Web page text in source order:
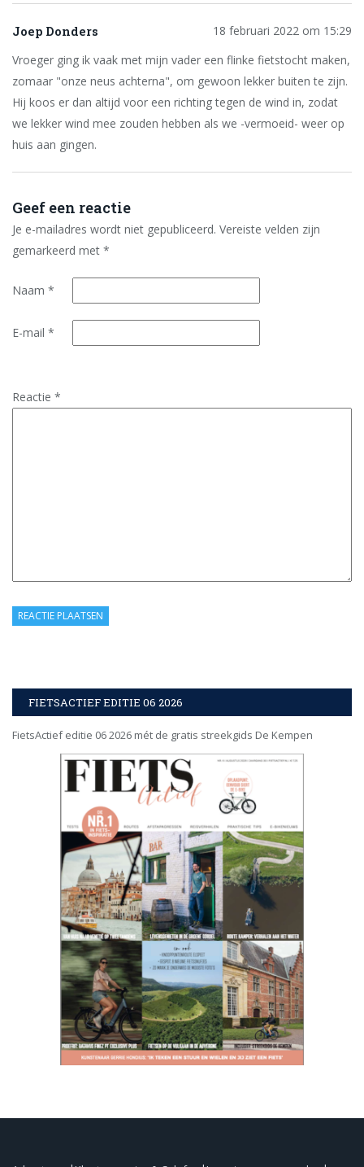
Joep Donders
18 februari 2022 om 15:29
Vroeger ging ik vaak met mijn vader een flinke fietstocht maken,
zomaar "onze neus achterna", om gewoon lekker buiten te zijn.
Hij koos er dan altijd voor een richting tegen de wind in, zodat
we lekker wind mee zouden hebben als we -vermoeid- weer op
huis aan gingen.
Geef een reactie
Je e-mailadres wordt niet gepubliceerd. Vereiste velden zijn
gemarkeerd met *
Naam *
E-mail *
Reactie *
FIETSACTIEF EDITIE 06 2026
FietsActief editie 06 2026 mét de gratis streekgids De Kempen